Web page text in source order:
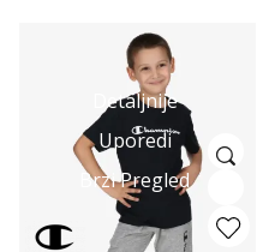
Detaljnije
Uporedi
Brzi Pregled